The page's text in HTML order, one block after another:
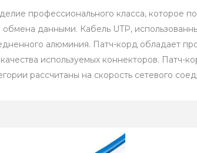
профессионального класса, которое
данными. Кабель UTP,
алюминия. Патч-корд обладает
используемых коннекторов. Патч-
рассчитаны на скорость сетевого